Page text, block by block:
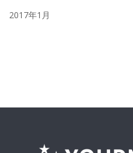
2017年1月